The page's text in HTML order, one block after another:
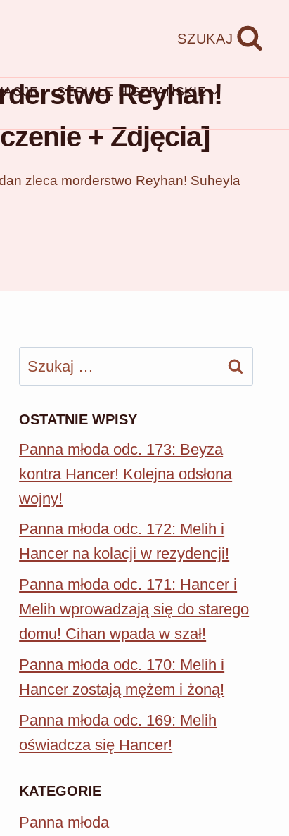
SZUKAJ
SERIALE HISZPAŃSKIE
Reyhan!
+ Zdjęcia]
zleca morderstwo Reyhan! Suheyla
Szukaj:
OSTATNIE WPISY
Panna młoda odc. 173: Beyza
kontra Hancer! Kolejna odsłona
wojny!
Panna młoda odc. 172: Melih i
Hancer na kolacji w rezydencji!
Panna młoda odc. 171: Hancer i
Melih wprowadzają się do starego
domu! Cihan wpada w szał!
Panna młoda odc. 170: Melih i
Hancer zostają mężem i żoną!
Panna młoda odc. 169: Melih
oświadcza się Hancer!
KATEGORIE
Panna młoda